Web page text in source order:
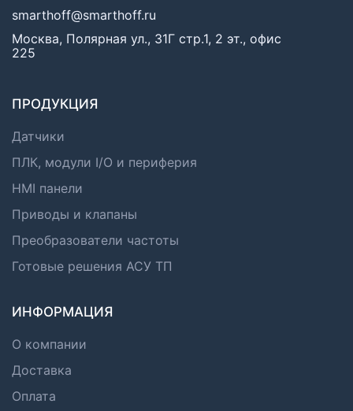
smarthoff@smarthoff.ru
Москва, Полярная ул., 31Г стр.1, 2 эт., офис
225
ПРОДУКЦИЯ
Датчики
ПЛК, модули I/O и периферия
HMI панели
Приводы и клапаны
Преобразователи частоты
Готовые решения АСУ ТП
ИНФОРМАЦИЯ
О компании
Доставка
Оплата